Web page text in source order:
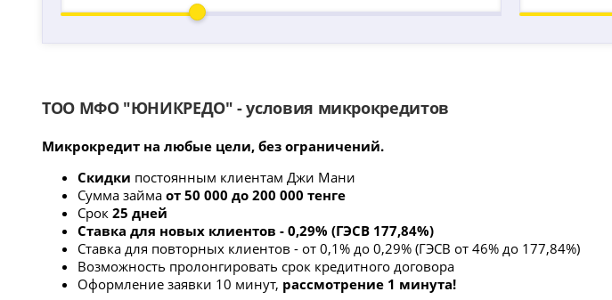
ТОО МФО "ЮНИКРЕДО" - условия микрокредитов
Микрокредит на любые цели, без ограничений.
Скидки постоянным клиентам Джи Мани
Сумма займа от 50 000 до 200 000 тенге
Срок 25 дней
Ставка для новых клиентов - 0,29% (ГЭСВ 177,84%)
Ставка для повторных клиентов - от 0,1% до 0,29% (ГЭСВ от 46% до 177,84%)
Возможность пролонгировать срок кредитного договора
Оформление заявки 10 минут, рассмотрение 1 минута!